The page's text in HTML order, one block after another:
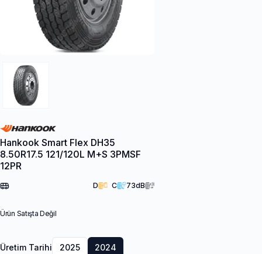
Hankook Smart Flex DH35
8.50R17.5 121/120L M+S 3PMSF
12PR
D C 73dB
Ürün Satışta Değil
Üretim Tarihi 2025 2024